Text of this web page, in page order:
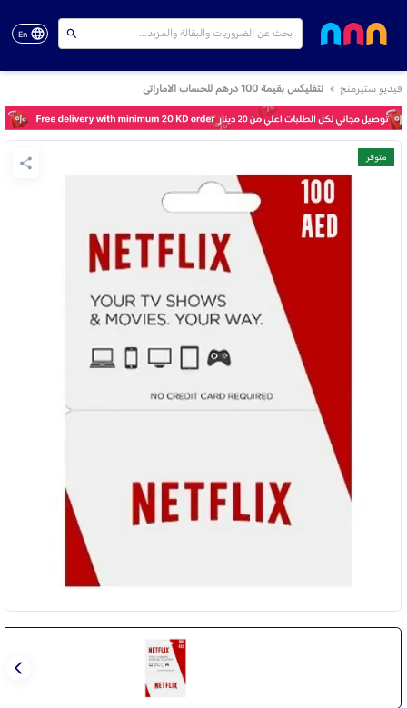
En
فيديو ستيرمنج نتفليكس بقيمة 100 درهم للحساب الاماراتي
متوفر